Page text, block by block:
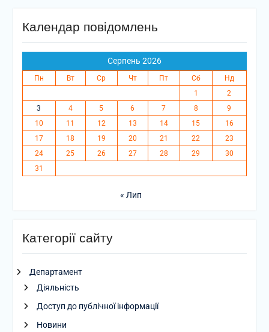
Календар повідомлень
Серпень 2026
Пн Вт Ср Чт Пт Сб
Нд
1
2
3
4 5 6 7 8
9
10
11 12 13 14 15
16
17
18 19 20 21 22
23
24
25 26 27 28 29
30
31
« Лип
Категорії сайту
Департамент
Діяльність
Доступ до публічної інформації
Новини